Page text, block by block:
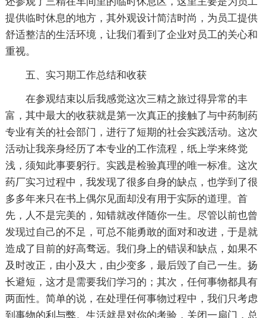
提供临时休息的地方，其外观设计简洁时尚，为员工提供
舒适整洁的生活环境，让我们看到了企业对员工的关心和
重视。
五、实习期工作总结和收获
在参观结束以后我感觉这次三精之旅过得异常的丰
富，其中最大的收获就是第一次真正的接触了与中药制药
专业有关的社会部门，进行了短期的社会实践活动。这次
活动让我亲身经历了本专业的工作流程，纸上学来终觉
浅，须知此事要躬行。实践是检验真理的唯一标准。这次
药厂实习过程中，我发现了很多自身的缺点，也学到了很
多多年来只在书上偶尔见面却没有用于实际的道理。首
先，人不是完美的，知错就改伴随你一生。尽管以前也曾
发现过自己的不足，可总不能勇敢的面对和改进，于是就
造成了目前的好高骛远。我们身上的错误和缺点，如果不
及时改正，由小及大，由少变多，最后毁了自己一生。扬
长避短，这才是需要我们学习的；其次，任何事物都具有
两面性。简单的说，在处理任何事物过程中，我们只考虑
到事物的利与弊。生活就是对你的考验，关闭一扇门，总